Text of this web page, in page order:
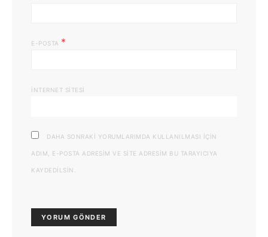
E-POSTA *
İNTERNET SITESI
DAHA SONRAKI YORUMLARIMDA KULLANILMASI IÇIN
ADIM, E-POSTA ADRESIM VE SITE ADRESIM BU TARAYICIYA
KAYDEDILSIN.